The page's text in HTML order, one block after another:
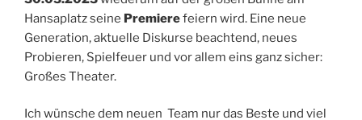
Hansaplatz seine Premierefeiern wird. Eine neue
Generation, aktuelle Diskurse beachtend, neues
Probieren, Spielfeuer und vor allem eins ganz sicher:
Großes Theater.
Ich wünsche dem neuen Team nur das Beste und viel